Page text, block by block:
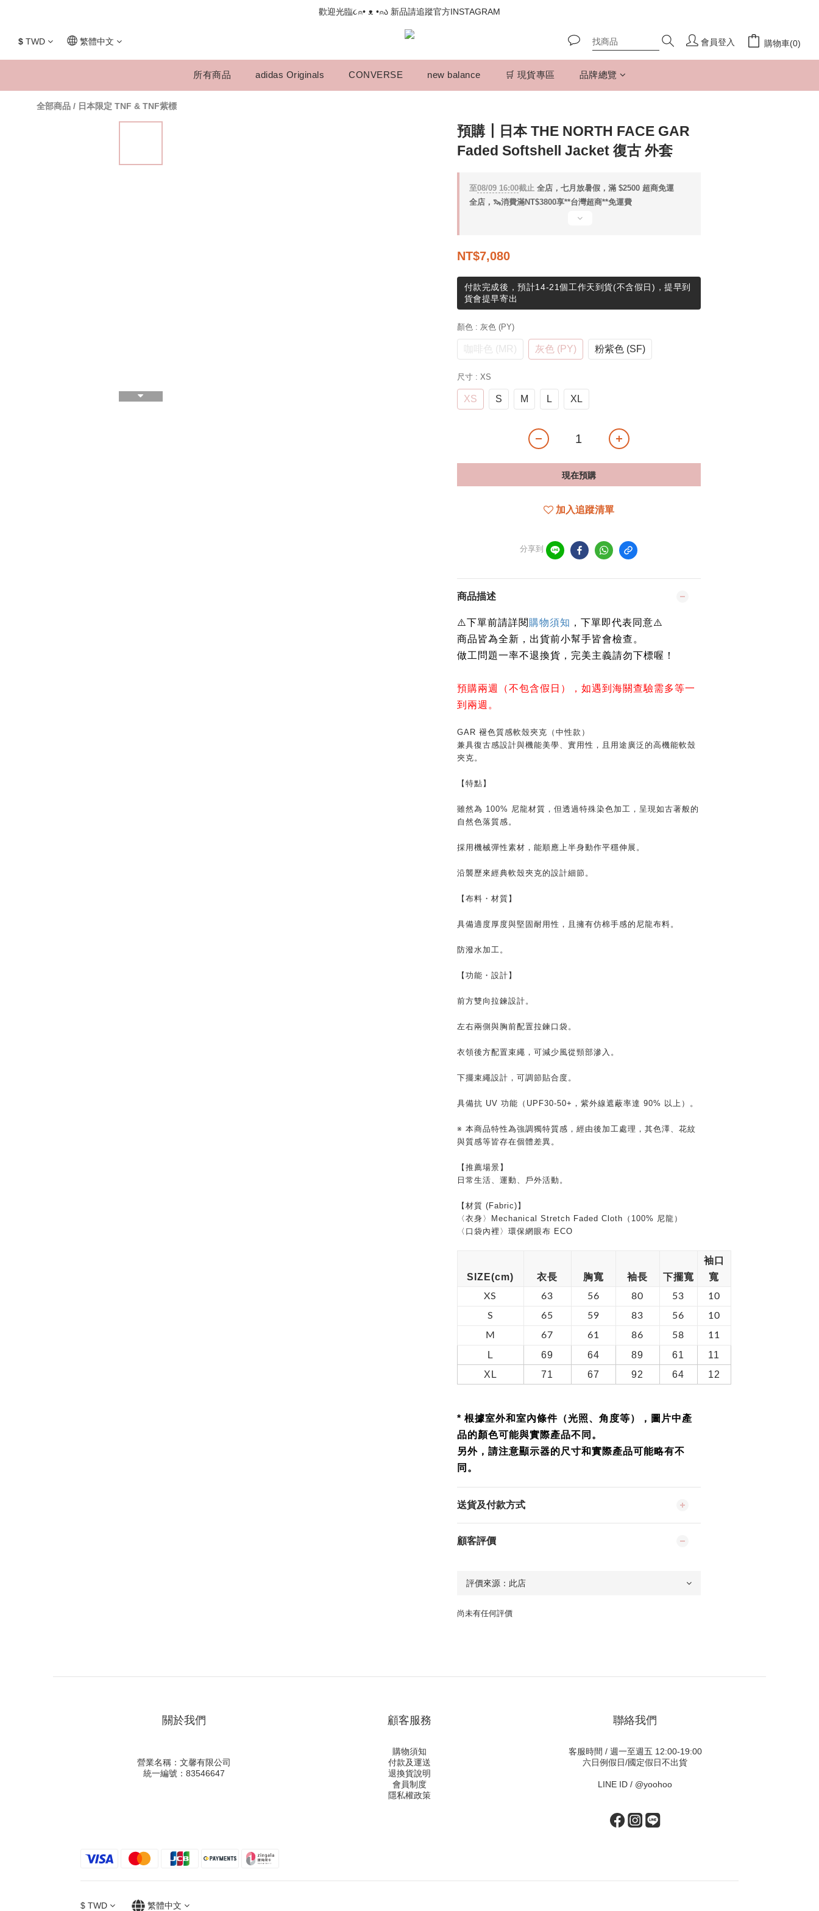
📣如果遇到結帳沒有反應，請另開瀏覽器 (不要直接從ig連結網站下單)
歡迎光臨૮⍝• ᴥ •⍝ა 新品請追蹤官方INSTAGRAM
📣如果遇到結帳沒有反應，請另開瀏覽器 (不要直接從ig連結網站下單)
$ TWD 繁體中文 會員登入 購物車(0)
所有商品 adidas Originals CONVERSE new balance 🛒 現貨專區 品牌總覽
全部商品 / 日本限定 TNF & TNF紫標
預購┃日本 THE NORTH FACE GAR
Faded Softshell Jacket 復古 外套
至08/09 16:00截止全店，七月放暑假，滿 $2500 超商免運
全店，🦦消費滿NT$3800享**台灣超商**免運費
NT$7,080
付款完成後，預計14-21個工作天到貨(不含假日)，提早到
貨會提早寄出
顏色 : 灰色 (PY)
咖啡色 (MR) 灰色 (PY) 粉紫色 (SF)
尺寸 : XS
XS S M L XL
現在預購
加入追蹤清單
分享到
商品描述
⚠️下單前請詳閱 購物須知 ，下單即代表同意⚠️
商品皆為全新，出貨前小幫手皆會檢查。
做工問題一率不退換貨，完美主義請勿下標喔！
預購兩週（不包含假日），如遇到海關查驗需多等一
到兩週。
GAR 褪色質感軟殼夾克（中性款）
兼具復古感設計與機能美學、實用性，且用途廣泛的高機能軟殼
夾克。
【特點】
雖然為 100% 尼龍材質，但透過特殊染色加工，呈現如古著般的
自然色落質感。
採用機械彈性素材，能順應上半身動作平穩伸展。
沿襲歷來經典軟殼夾克的設計細節。
【布料・材質】
具備適度厚度與堅固耐用性，且擁有仿棉手感的尼龍布料。
防潑水加工。
【功能・設計】
前方雙向拉鍊設計。
左右兩側與胸前配置拉鍊口袋。
衣領後方配置束繩，可減少風從頸部滲入。
下擺束繩設計，可調節貼合度。
具備抗 UV 功能（UPF30-50+，紫外線遮蔽率達 90% 以上）。
※ 本商品特性為強調獨特質感，經由後加工處理，其色澤、花紋
與質感等皆存在個體差異。
【推薦場景】
日常生活、運動、戶外活動。
【材質 (Fabric)】
〈衣身〉Mechanical Stretch Faded Cloth（100% 尼龍）
〈口袋內裡〉環保網眼布 ECO
SIZE(cm) 衣長 胸寬 袖長 下擺寬
袖口
寬
XS 63 56 80 53
10
S
65 59 83 56
10
M
67 61 86 58 11
L 69 64 89 61
11
XL
71 67 92 64 12
* 根據室外和室內條件（光照、角度等），圖片中產
品的顏色可能與實際產品不同。
另外，請注意顯示器的尺寸和實際產品可能略有不
同。
送貨及付款方式
顧客評價
尚未有任何評價
關於我們
營業名稱：文馨有限公司
統一編號：83546647
顧客服務
購物須知
付款及運送
退換貨說明
會員制度
隱私權政策
聯絡我們
客服時間 / 週一至週五 12:00-19:00
六日例假日/國定假日不出貨
LINE ID / @yoohoo
$ TWD 繁體中文